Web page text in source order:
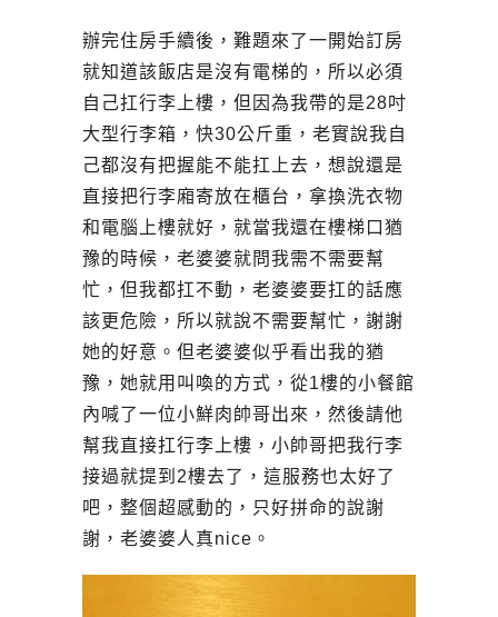
辦完住房手續後，難題來了一開始訂房
就知道該飯店是沒有電梯的，所以必須
自己扛行李上樓，但因為我帶的是28吋
大型行李箱，快30公斤重，老實說我自
己都沒有把握能不能扛上去，想說還是
直接把行李廂寄放在櫃台，拿換洗衣物
和電腦上樓就好，就當我還在樓梯口猶
豫的時候，老婆婆就問我需不需要幫
忙，但我都扛不動，老婆婆要扛的話應
該更危險，所以就說不需要幫忙，謝謝
她的好意。但老婆婆似乎看出我的猶
豫，她就用叫喚的方式，從1樓的小餐館
內喊了一位小鮮肉帥哥出來，然後請他
幫我直接扛行李上樓，小帥哥把我行李
接過就提到2樓去了，這服務也太好了
吧，整個超感動的，只好拼命的說謝
謝，老婆婆人真nice。